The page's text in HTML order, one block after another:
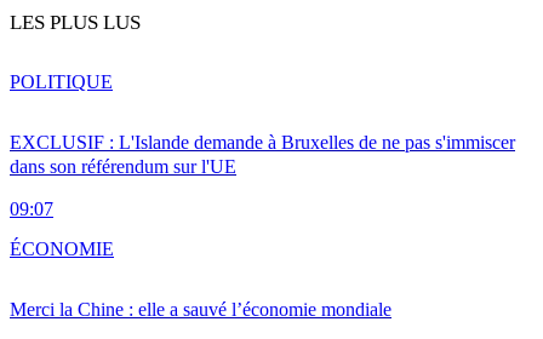
LES PLUS LUS
EXCLUSIF : L'Islande demande à Bruxelles de ne pas s'immiscer
dans son référendum sur l'UE
09:07
POLITIQUE
Merci la Chine : elle a sauvé l’économie mondiale
ÉCONOMIE